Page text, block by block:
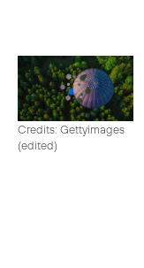
Credits: Gettyimages
(edited)